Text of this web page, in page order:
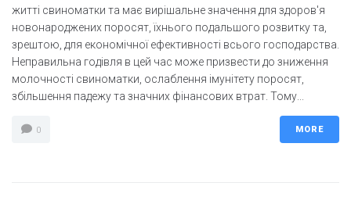
житті свиноматки та має вирішальне значення для здоров'я
новонароджених поросят, їхнього подальшого розвитку та,
зрештою, для економічної ефективності всього господарства.
Неправильна годівля в цей час може призвести до зниження
молочності свиноматки, ослаблення імунітету поросят,
збільшення падежу та значних фінансових втрат. Тому...
0 MORE